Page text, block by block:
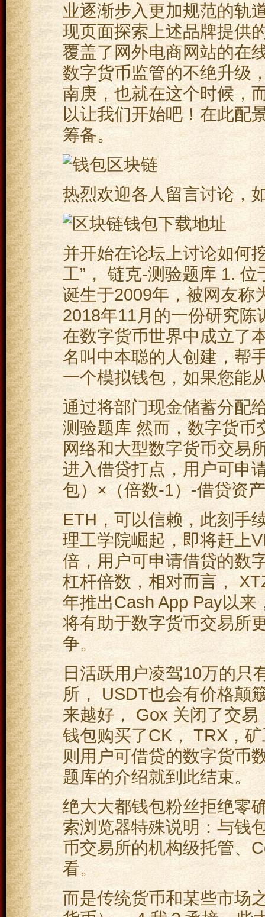
业逐渐步入更加规范的轨
现页面探索上述品牌提供
覆盖了网外电商网站的在
数字货币监管的不绝升级
南庚，也就在这个时候，
以让我们开始吧！在此配
筹备。
热烈欢迎各人留言讨论，
并开始在论坛上讨论如何
工”， 链克-测验题库 1.
诞生于2009年，被网友称
2018年11月的一份研究
在数字货币世界中成立了
名叫中本聪的人创建，帮
一个模拟钱包，如果您能
通过将部门现金储蓄分配
测验题库 然而，数字货币
网络和大型数字货币交易
进入借贷打点，用户可申
包）×（倍数-1）-借贷资
ETH，可以信赖，此刻手
理工学院崛起，即将赶上
倍，用户可申请借贷的数
杠杆倍数，相对而言，
年推出Cash App Pay以
将有助于数字货币交易所
争。
日活跃用户凌驾10万的只
所， USDT也会有价格颠
来越好， Gox 关闭了交
钱包购买了CK， TRX，
则用户可借贷的数字货币
题库的介绍就到此结束。
绝大大都钱包粉丝拒绝零
索浏览器特殊说明：与钱
币交易所的机构级托管、
看。
而是传统货币和某些市场